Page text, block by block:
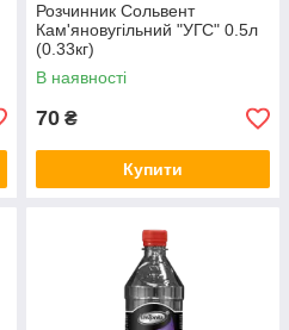
Розчинник Сольвент
Кам'яновугільний "УГС" 0.5л
(0.33кг)
В наявності
70 ₴
Купити